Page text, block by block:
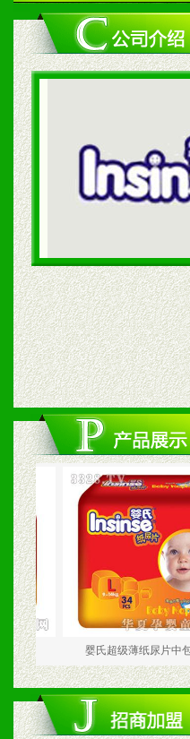
婴氏超级薄纸尿片中包装L码